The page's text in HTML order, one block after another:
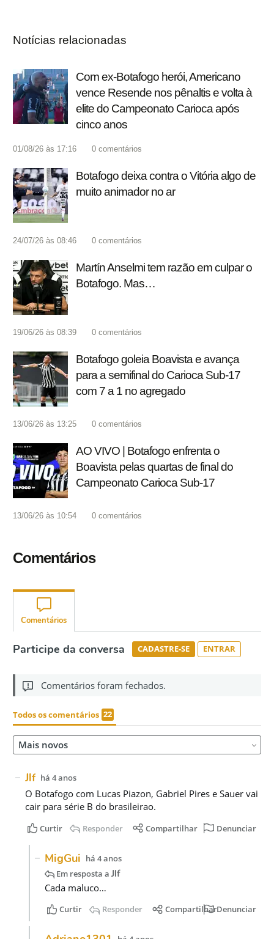
Notícias relacionadas
Com ex-Botafogo herói, Americano
vence Resende nos pênaltis e volta à
elite do Campeonato Carioca após
cinco anos
01/08/26 às 17:16 0 comentários
Botafogo deixa contra o Vitória algo de
muito animador no ar
24/07/26 às 08:46 0 comentários
Martín Anselmi tem razão em culpar o
Botafogo. Mas…
19/06/26 às 08:39 0 comentários
Botafogo goleia Boavista e avança
para a semifinal do Carioca Sub-17
com 7 a 1 no agregado
13/06/26 às 13:25 0 comentários
AO VIVO | Botafogo enfrenta o
Boavista pelas quartas de final do
Campeonato Carioca Sub-17
13/06/26 às 10:54 0 comentários
Comentários